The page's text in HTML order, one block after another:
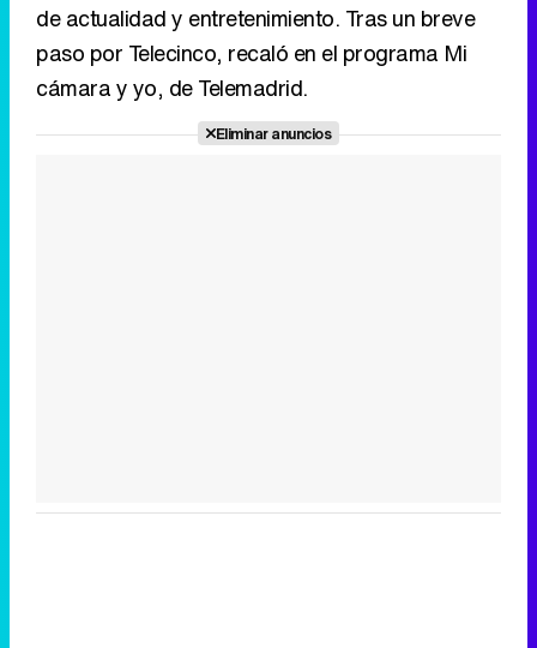
de actualidad y entretenimiento. Tras un breve
paso por Telecinco, recaló en el programa Mi
cámara y yo, de Telemadrid.
Eliminar anuncios